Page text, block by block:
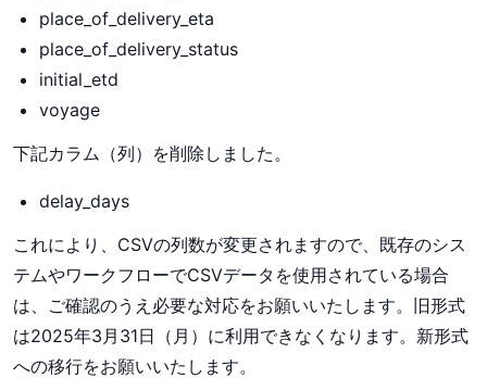
place_of_delivery_eta
place_of_delivery_status
initial_etd
voyage
下記カラム（列）を削除しました。
delay_days
これにより、CSVの列数が変更されますので、既存のシス
テムやワークフローでCSVデータを使用されている場合
は、ご確認のうえ必要な対応をお願いいたします。旧形式
は2025年3月31日（月）に利用できなくなります。新形式
への移行をお願いいたします。